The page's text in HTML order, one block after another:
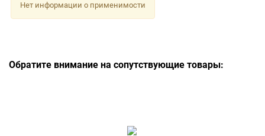
Нет информации о применимости
Обратите внимание на сопутствующие товары: